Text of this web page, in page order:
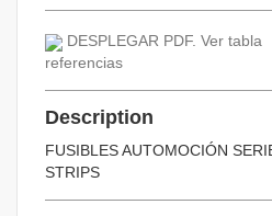
DESPLEGAR PDF. Ver tabla
referencias
Description
FUSIBLES AUTOMOCIÓN
STRIPS